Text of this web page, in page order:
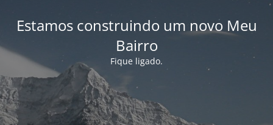
Estamos construindo um novo Meu
Bairro
Fique ligado.